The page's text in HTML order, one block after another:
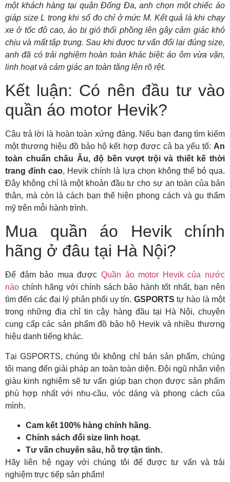
một khách hàng tại quận Đống Đa, anh chọn một chiếc áo
giáp size L trong khi số đo chỉ ở mức M. Kết quả là khi chạy
xe ở tốc độ cao, áo bị gió thổi phồng lên gây cảm giác khó
chịu và mất tập trung. Sau khi được tư vấn đổi lại đúng size,
anh đã có trải nghiệm hoàn toàn khác biệt: áo ôm vừa vặn,
linh hoạt và cảm giác an toàn tăng lên rõ rệt.
Kết luận: Có nên đầu tư vào
quần áo motor Hevik?
Câu trả lời là hoàn toàn xứng đáng. Nếu bạn đang tìm kiếm
một thương hiệu đồ bảo hộ kết hợp được cả ba yếu tố: An
toàn chuẩn châu Âu, độ bền vượt trội và thiết kế thời
trang đỉnh cao, Hevik chính là lựa chọn không thể bỏ qua.
Đây không chỉ là một khoản đầu tư cho sự an toàn của bản
thân, mà còn là cách bạn thể hiện phong cách và gu thẩm
mỹ trên mỗi hành trình.
Mua quần áo Hevik chính
hãng ở đâu tại Hà Nội?
Để đảm bảo mua được Quần áo motor Hevik của nước
nào chính hãng với chính sách bảo hành tốt nhất, bạn nên
tìm đến các đại lý phân phối uy tín. GSPORTS tự hào là một
trong những địa chỉ tin cậy hàng đầu tại Hà Nội, chuyên
cung cấp các sản phẩm đồ bảo hộ Hevik và nhiều thương
hiệu danh tiếng khác.
Tại GSPORTS, chúng tôi không chỉ bán sản phẩm, chúng
tôi mang đến giải pháp an toàn toàn diện. Đội ngũ nhân viên
giàu kinh nghiệm sẽ tư vấn giúp bạn chọn được sản phẩm
phù hợp nhất với nhu-cầu, vóc dáng và phong cách của
mình.
Cam kết 100% hàng chính hãng.
Chính sách đổi size linh hoạt.
Tư vấn chuyên sâu, hỗ trợ tận tình.
Hãy liên hệ ngay với chúng tôi để được tư vấn và trải
nghiệm trực tiếp sản phẩm!